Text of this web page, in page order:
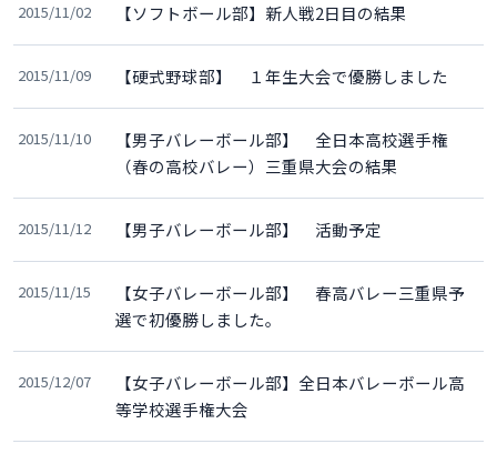
2015/11/02 【ソフトボール部】新人戦2日目の結果
2015/11/09 【硬式野球部】 １年生大会で優勝しました
2015/11/10
【男子バレーボール部】 全日本高校選手権
（春の高校バレー）三重県大会の結果
2015/11/12 【男子バレーボール部】 活動予定
2015/11/15
【女子バレーボール部】 春高バレー三重県予
選で初優勝しました。
2015/12/07
【女子バレーボール部】全日本バレーボール高
等学校選手権大会